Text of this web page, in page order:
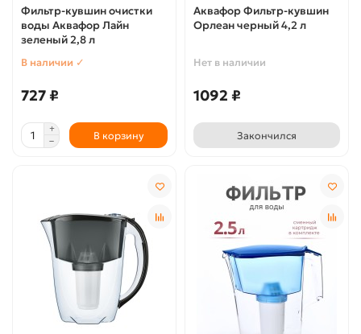
Фильтр-кувшин очистки
воды Аквафор Лайн
зеленый 2,8 л
В наличии ✓
727 ₽
В корзину
Аквафор Фильтр-кувшин
Орлеан черный 4,2 л
Нет в наличии
1092 ₽
Закончился